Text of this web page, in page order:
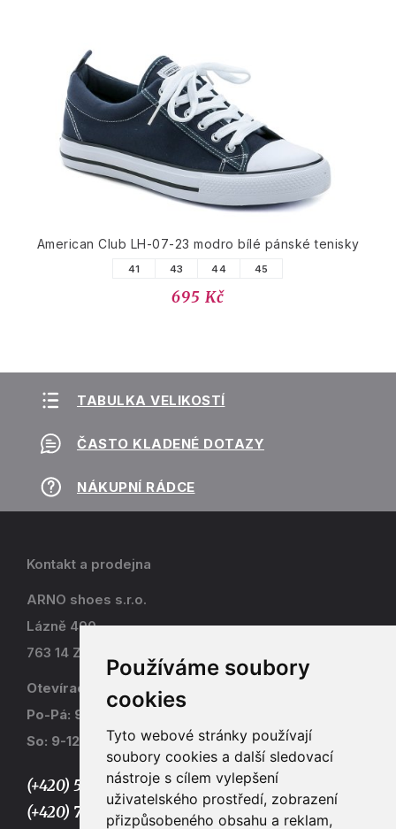
Používáme soubory
cookies
Tyto webové stránky používají
soubory cookies a další sledovací
nástroje s cílem vylepšení
uživatelského prostředí, zobrazení
přizpůsobeného obsahu a reklam,
American Club LH-07-23 modro bílé pánské tenisky
41 43 44 45
695 Kč
TABULKA VELIKOSTÍ
ČASTO KLADENÉ DOTAZY
NÁKUPNÍ RÁDCE
Kontakt a prodejna
ARNO shoes s.r.o.
Lázně 490
763 14 Zlín - Kostelec
Otevírací doba
Po-Pá: 9-17
So: 9-12
(+420) 577 915 036,
(+420) 773 667 390